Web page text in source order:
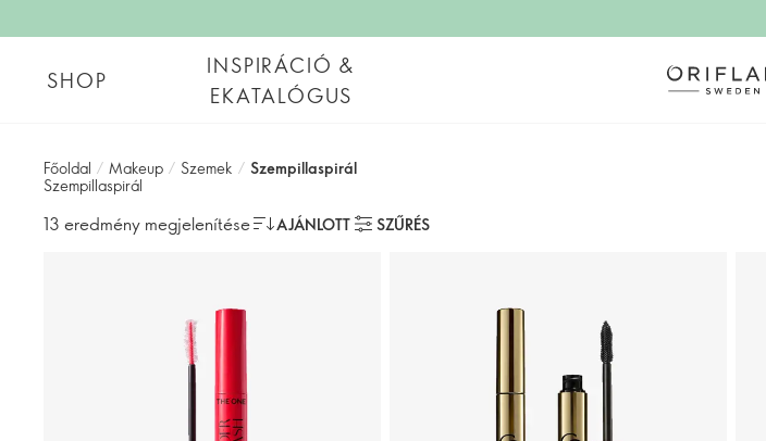
SHOP
INSPIRÁCIÓ &
EKATALÓGUS
Főoldal / Makeup / Szemek / Szempillaspirál
Szempillaspirál
13 eredmény megjelenítése AJÁNLOTT SZŰRÉS